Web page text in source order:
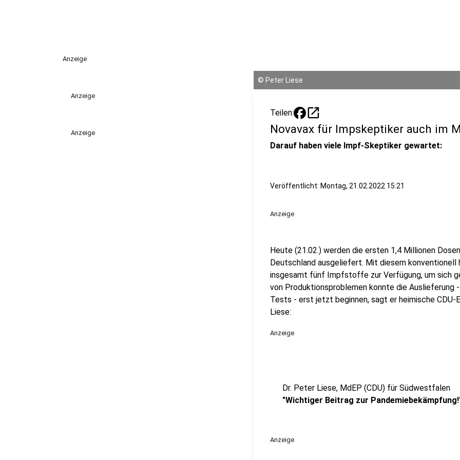
Anzeige
Anzeige
Anzeige
© Peter Liese
Teilen: open_in_new
Novavax für Impskeptiker auch im
Darauf haben viele Impf-Skeptiker gewartet:
Veröffentlicht: Montag, 21.02.2022 15:21
Anzeige
Heute (21.02.) werden die ersten 1,4 Millionen
Deutschland ausgeliefert. Mit diesem
insgesamt fünf Impfstoffe zur Verfügung, um sich
von Produktionsproblemen konnte die Auslieferung
Tests - erst jetzt beginnen, sagt er heimische CDU-
Liese:
Anzeige
Dr. Peter Liese, MdEP (CDU) für Südwestfalen
"Wichtiger Beitrag zur
Anzeige